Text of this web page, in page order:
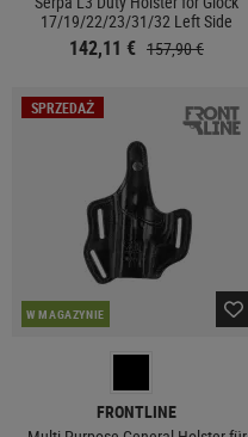
17/19/22/23/31/32 Left Side
142,11 € 157,90 €
SPRZEDAŻ
W MAGAZYNIE
FRONTLINE